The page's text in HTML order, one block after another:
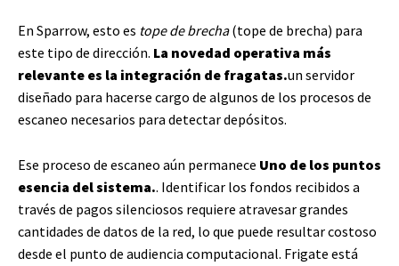
En Sparrow, esto es tope de brecha(tope de brecha) para
este tipo de dirección. La novedad operativa más
relevante es la integración de fragatas.un servidor
diseñado para hacerse cargo de algunos de los procesos de
escaneo necesarios para detectar depósitos.
Ese proceso de escaneo aún permanece Uno de los puntos
esencia del sistema.. Identificar los fondos recibidos a
través de pagos silenciosos requiere atravesar grandes
cantidades de datos de la red, lo que puede resultar costoso
desde el punto de audiencia computacional. Frigate está